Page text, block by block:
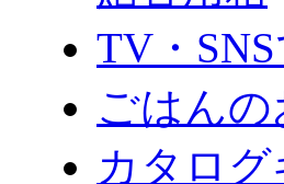
TV・
ごはんの
カタログ